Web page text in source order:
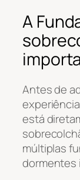
A
Antes de
está
múltiplas
dormentes